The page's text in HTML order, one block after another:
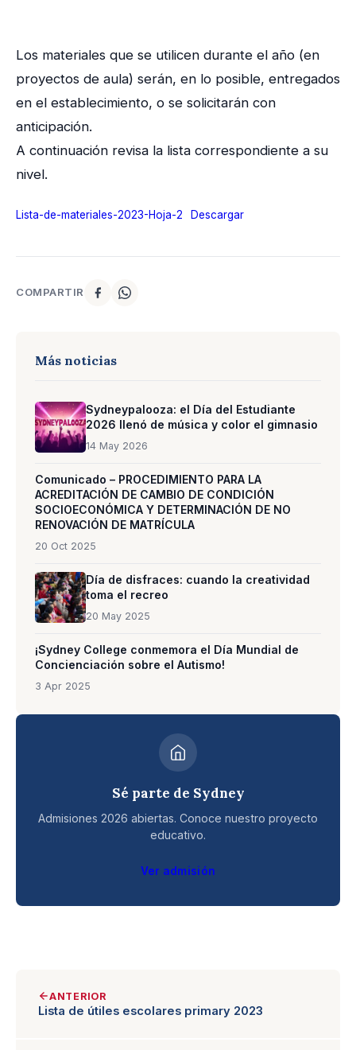
Los materiales que se utilicen durante el año (en
proyectos de aula) serán, en lo posible, entregados
en el establecimiento, o se solicitarán con
anticipación.
A continuación revisa la lista correspondiente a su
nivel.
Lista-de-materiales-2023-Hoja-2 Descargar
COMPARTIR
Más noticias
Sydneypalooza: el Día del Estudiante
2026 llenó de música y color el gimnasio
14 May 2026
Comunicado – PROCEDIMIENTO PARA LA
ACREDITACIÓN DE CAMBIO DE CONDICIÓN
SOCIOECONÓMICA Y DETERMINACIÓN DE NO
RENOVACIÓN DE MATRÍCULA
20 Oct 2025
Día de disfraces: cuando la creatividad
toma el recreo
20 May 2025
¡Sydney College conmemora el Día Mundial de
Concienciación sobre el Autismo!
3 Apr 2025
Sé parte de Sydney
Admisiones 2026 abiertas. Conoce nuestro proyecto
educativo.
Ver admisión
ANTERIOR
Lista de útiles escolares primary 2023